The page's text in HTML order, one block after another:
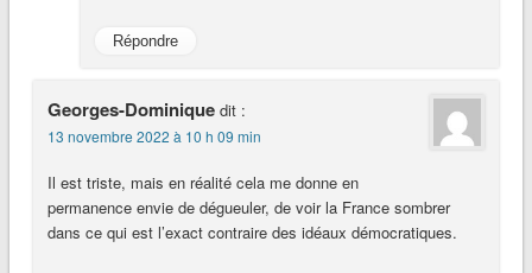
Répondre
Georges-Dominique dit :
13 novembre 2022 à 10 h 09 min
Il est triste, mais en réalité cela me donne en
permanence envie de dégueuler, de voir la France sombrer
dans ce qui est l’exact contraire des idéaux démocratiques.